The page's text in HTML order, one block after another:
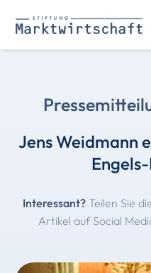
Jens Weidmann
Interessant?Teilen Sie
Artikel auf Social